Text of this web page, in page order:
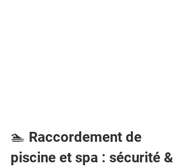
🏊 Raccordement de
piscine et spa : sécurité &